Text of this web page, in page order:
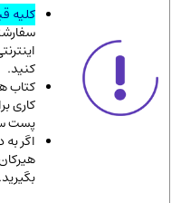
فلسفه و جامعه شناسی(151)
ادبیات و شعر
ادیان و مذاهب
دانشگاهی و آموزشی
اقتصادی، بازاریابی و مالی(56)
کلیه
کنید.
پست
اگر
بگیرید.